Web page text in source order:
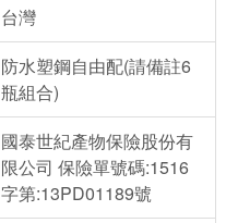
台灣
防水塑鋼自由配(請備註6
瓶組合)
國泰世紀產物保險股份有
限公司 保險單號碼:1516
字第:13PD01189號